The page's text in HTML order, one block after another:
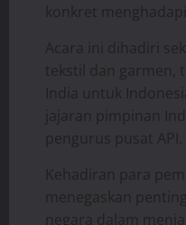
konkret
Acara ini dihadiri
tekstil dan garmen,
India untuk
jajaran pimpinan
pengurus pusat API.
Kehadiran para
menegaskan
negara dalam